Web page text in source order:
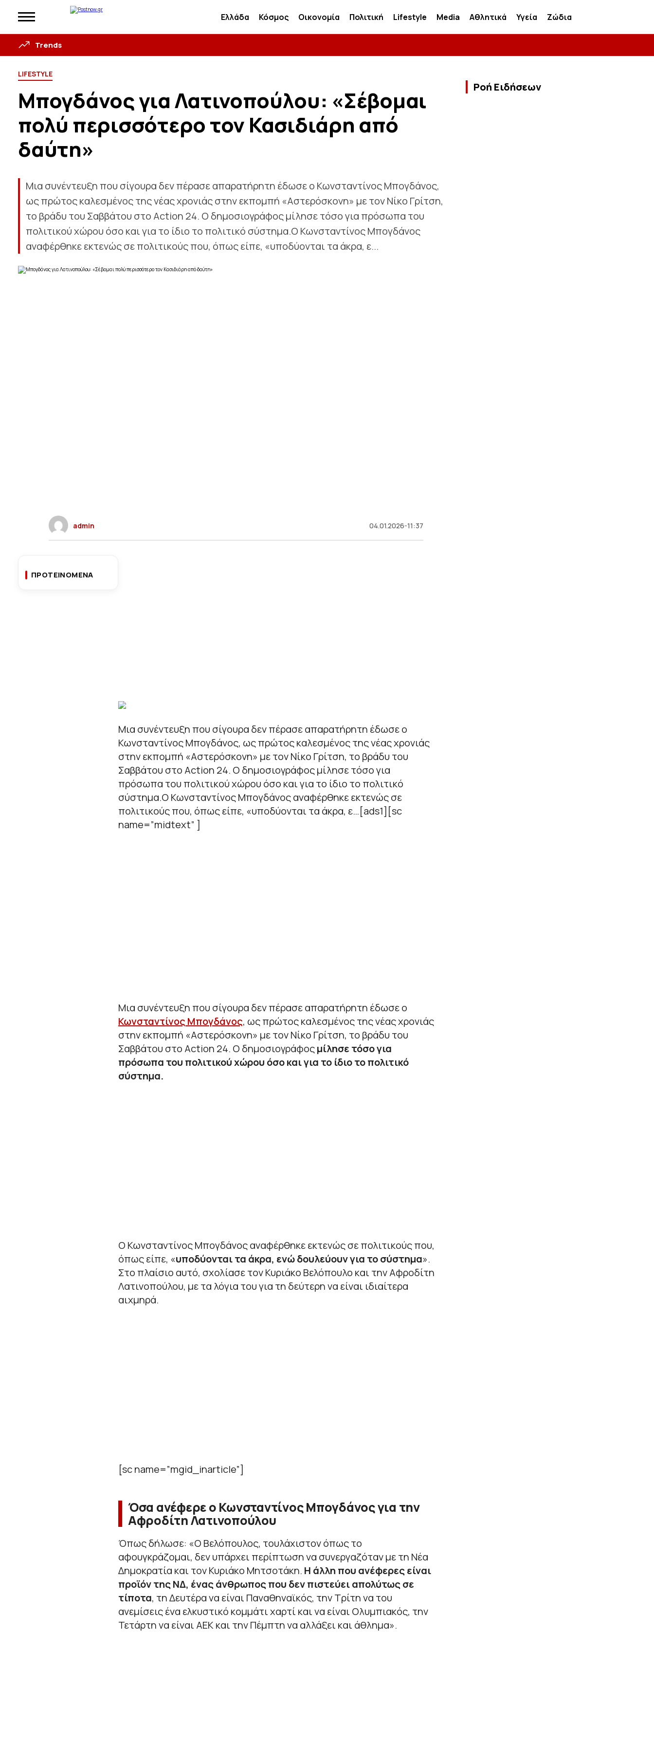
Ελλάδα Κόσμος Οικονομία Πολιτική Lifestyle Media Αθλητικά Υγεία Ζώδια
Trends
LIFESTYLE
Μπογδάνος για Λατινοπούλου: «Σέβομαι
πολύ περισσότερο τον Κασιδιάρη από
δαύτη»
Μια συνέντευξη που σίγουρα δεν πέρασε απαρατήρητη έδωσε ο Κωνσταντίνος Μπογδάνος,
ως πρώτος καλεσμένος της νέας χρονιάς στην εκπομπή «Αστερόσκονη» με τον Νίκο Γρίτση,
το βράδυ του Σαββάτου στο Action 24. Ο δημοσιογράφος μίλησε τόσο για πρόσωπα του
πολιτικού χώρου όσο και για το ίδιο το πολιτικό σύστημα.Ο Κωνσταντίνος Μπογδάνος
αναφέρθηκε εκτενώς σε πολιτικούς που, όπως είπε, «υποδύονται τα άκρα, ε...
admin 04.01.2026-11:37
ΠΡΟΤΕΙΝΟΜΕΝΑ
Μια συνέντευξη που σίγουρα δεν πέρασε απαρατήρητη έδωσε ο
Κωνσταντίνος Μπογδάνος, ως πρώτος καλεσμένος της νέας χρονιάς
στην εκπομπή «Αστερόσκονη» με τον Νίκο Γρίτση, το βράδυ του
Σαββάτου στο Action 24. Ο δημοσιογράφος μίλησε τόσο για
πρόσωπα του πολιτικού χώρου όσο και για το ίδιο το πολιτικό
σύστημα.Ο Κωνσταντίνος Μπογδάνος αναφέρθηκε εκτενώς σε
πολιτικούς που, όπως είπε, «υποδύονται τα άκρα, ε…[ads1][sc
name=”midtext” ]
Μια συνέντευξη που σίγουρα δεν πέρασε απαρατήρητη έδωσε ο
Κωνσταντίνος Μπογδάνος, ως πρώτος καλεσμένος της νέας χρονιάς
στην εκπομπή «Αστερόσκονη» με τον Νίκο Γρίτση, το βράδυ του
Σαββάτου στο Action 24. Ο δημοσιογράφοςμίλησε τόσο για
πρόσωπα του πολιτικού χώρου όσο και για το ίδιο το πολιτικό
σύστημα.
Ο Κωνσταντίνος Μπογδάνος αναφέρθηκε εκτενώς σε πολιτικούς που,
όπως είπε, «υποδύονται τα άκρα, ενώ δουλεύουν για το σύστημα».
Στο πλαίσιο αυτό, σχολίασε τον Κυριάκο Βελόπουλο και την Αφροδίτη
Λατινοπούλου, με τα λόγια του για τη δεύτερη να είναι ιδιαίτερα
αιχμηρά.
[sc name=”mgid_inarticle”]
Όσα ανέφερε ο Κωνσταντίνος Μπογδάνος για την
Αφροδίτη Λατινοπούλου
Όπως δήλωσε: «Ο Βελόπουλος, τουλάχιστον όπως το
αφουγκράζομαι, δεν υπάρχει περίπτωση να συνεργαζόταν με τη Νέα
Δημοκρατία και τον Κυριάκο Μητσοτάκη. Η άλλη που ανέφερες είναι
προϊόν της ΝΔ, ένας άνθρωπος που δεν πιστεύει απολύτως σε
τίποτα, τη Δευτέρα να είναι Παναθηναϊκός, την Τρίτη να του
ανεμίσεις ένα ελκυστικό κομμάτι χαρτί και να είναι Ολυμπιακός, την
Τετάρτη να είναι ΑΕΚ και την Πέμπτη να αλλάξει και άθλημα».
Ροή Ειδήσεων